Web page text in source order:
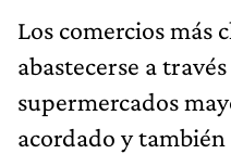
Los comercios más
abastecerse a
supermercados
acordado y